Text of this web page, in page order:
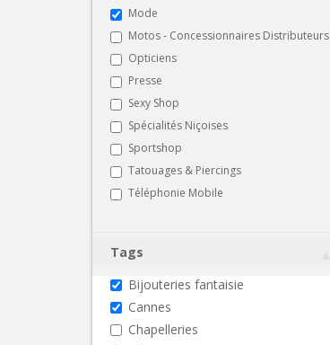
Mode
Motos - Concessionnaires Distributeurs
Opticiens
Presse
Sexy Shop
Spécialités Niçoises
Sportshop
Tatouages & Piercings
Téléphonie Mobile
Tags
Bijouteries fantaisie
Cannes
Chapelleries